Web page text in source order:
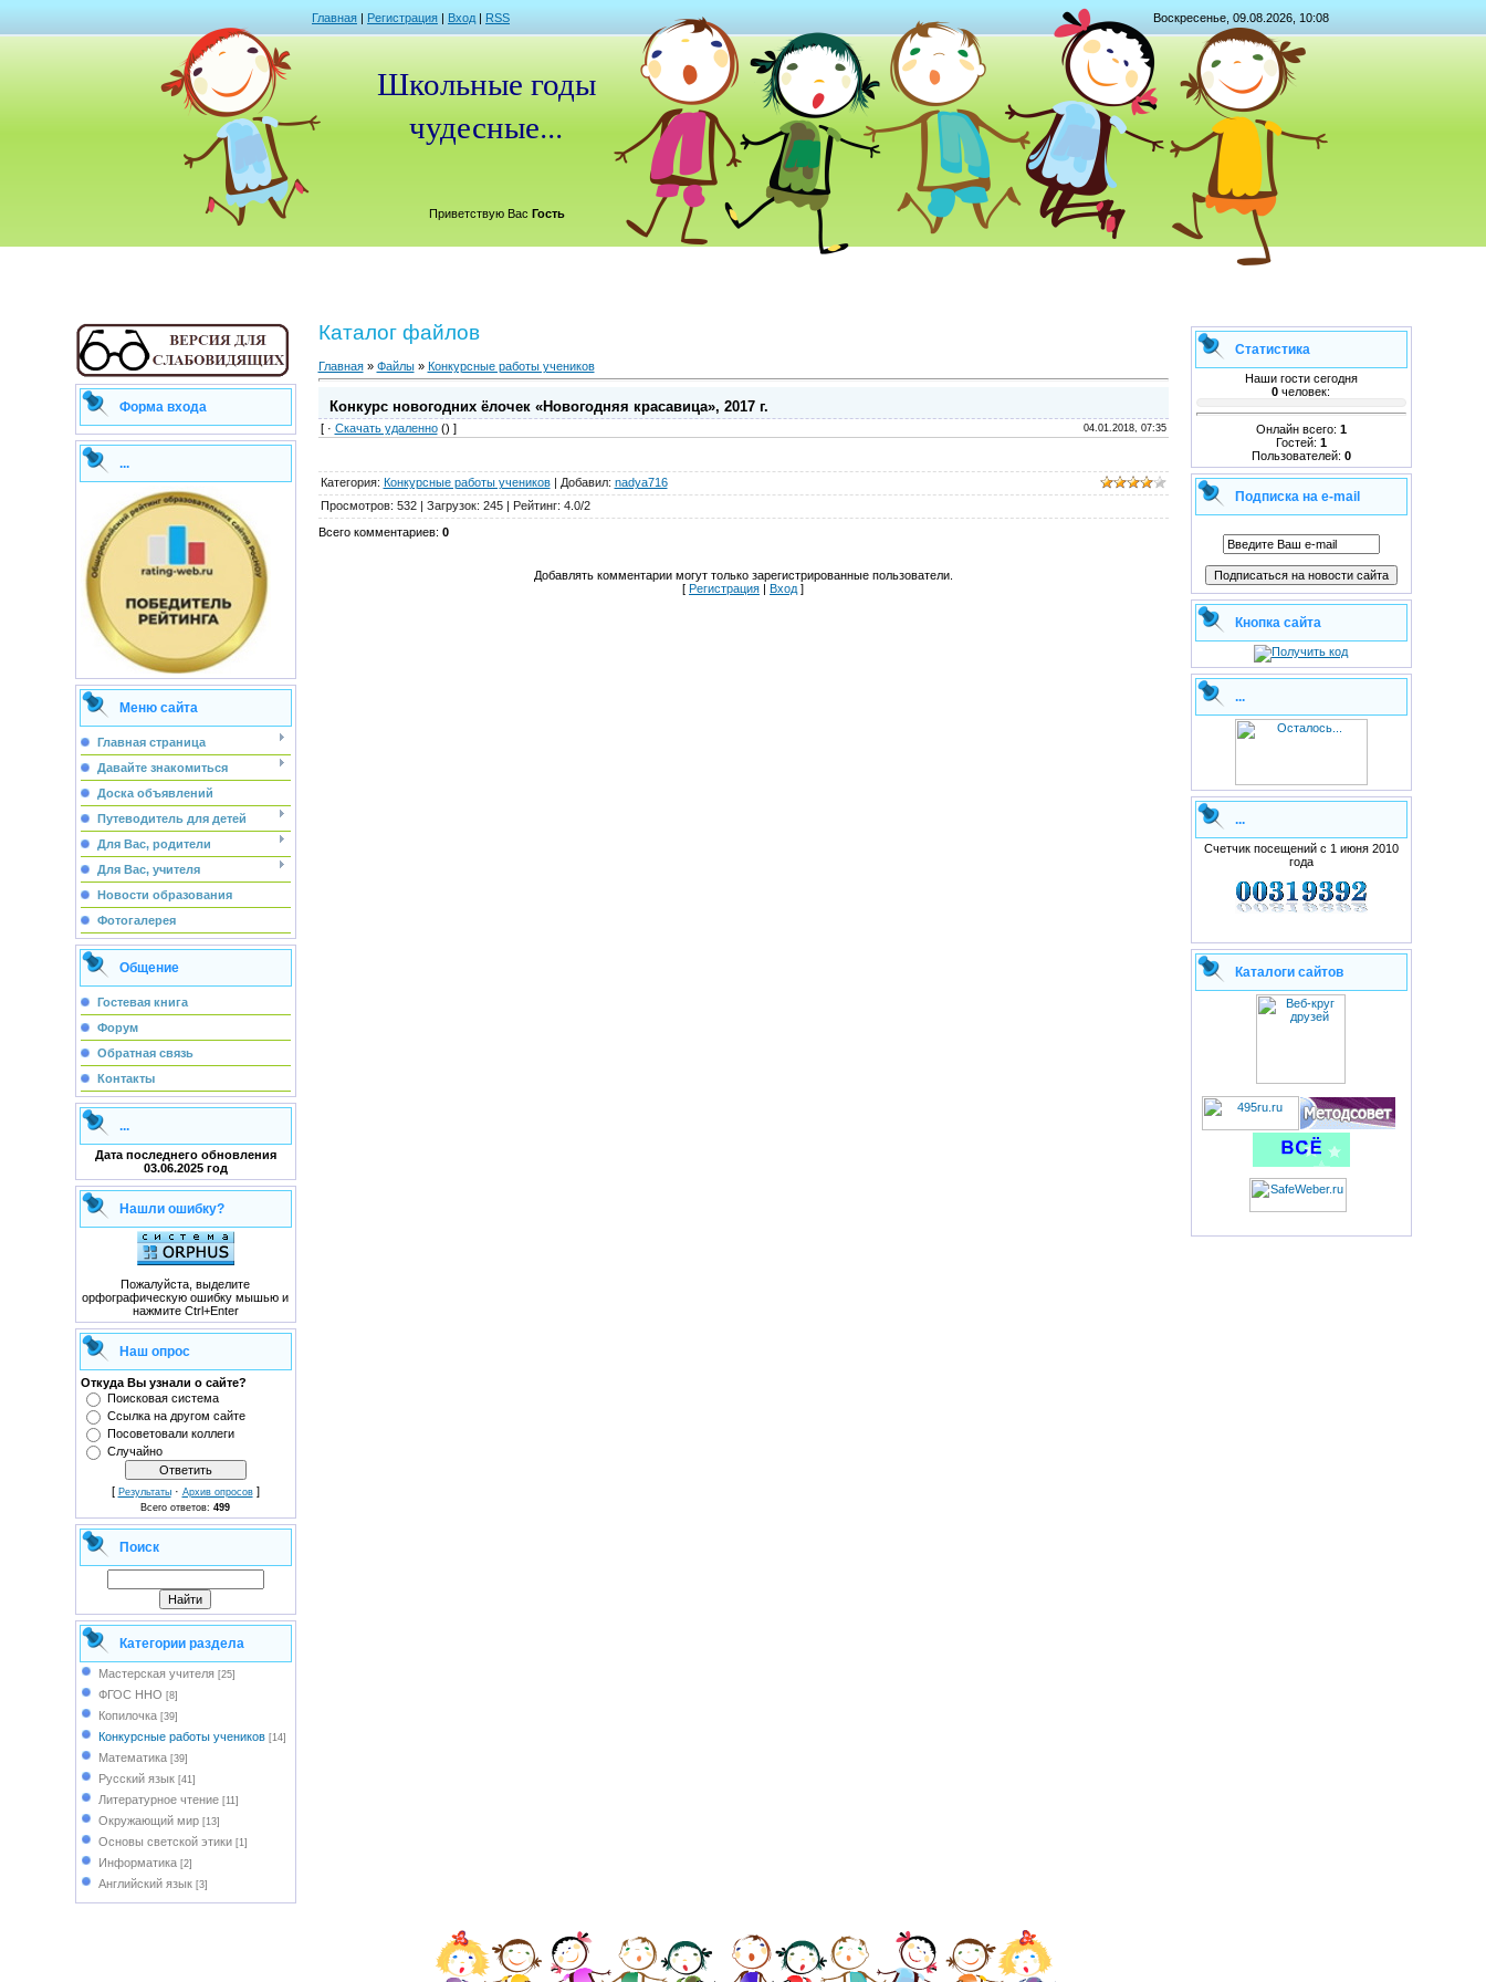
Главная | Регистрация | Вход | RSS Воскресенье, 09.08.2026, 10:08
Школьные годы
чудесные...
Приветствую Вас Гость
Форма входа
...
Меню сайта
Главная страница
Давайте знакомиться
Доска объявлений
Путеводитель для детей
Для Вас, родители
Для Вас, учителя
Новости образования
Фотогалерея
Общение
Гостевая книга
Форум
Обратная связь
Контакты
...
Дата последнего обновления
03.06.2025 год
Нашли ошибку?
Пожалуйста, выделите
орфографическую ошибку мышью и
нажмите Ctrl+Enter
Наш опрос
Откуда Вы узнали о сайте?
Поисковая система
Сcылка на другом сайте
Посоветовали коллеги
Случайно
[ Результаты· Архив опросов]
Всего ответов: 499
Поиск
Категории раздела
Мастерская учителя [25]
ФГОС ННО [8]
Копилочка [39]
Конкурсные работы учеников [14]
Математика [39]
Русский язык [41]
Литературное чтение [11]
Окружающий мир [13]
Основы светской этики [1]
Информатика [2]
Английский язык [3]
Каталог файлов
Главная» Файлы» Конкурсные работы учеников
Конкурс новогодних ёлочек «Новогодняя красавица», 2017 г.
[ · Скачать удаленно() ] 04.01.2018, 07:35
Категория: Конкурсные работы учеников| Добавил: nadya716
Просмотров: 532| Загрузок: 245 | Рейтинг: 4.0/2
Всего комментариев: 0
Добавлять комментарии могут только зарегистрированные пользователи.
[ Регистрация | Вход ]
Статистика
Наши гости сегодня
0 человек:
Онлайн всего: 1
Гостей: 1
Пользователей: 0
Подписка на e-mail
Кнопка сайта
...
...
Счетчик посещений с 1 июня 2010
года
Каталоги сайтов